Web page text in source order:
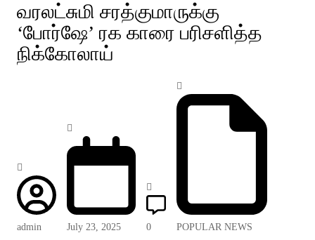
வரலட்சுமி சரத்குமாருக்கு
‘போர்ஷே’ ரக காரை பரிசளித்த
நிக்கோலாய்
admin July 23, 2025 0 POPULAR NEWS